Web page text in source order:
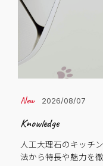
2026/08/07
Knowledge
人工大理石のキッチ
法から特長や魅力を